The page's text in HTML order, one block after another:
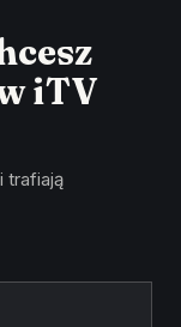
iTV
trafiają